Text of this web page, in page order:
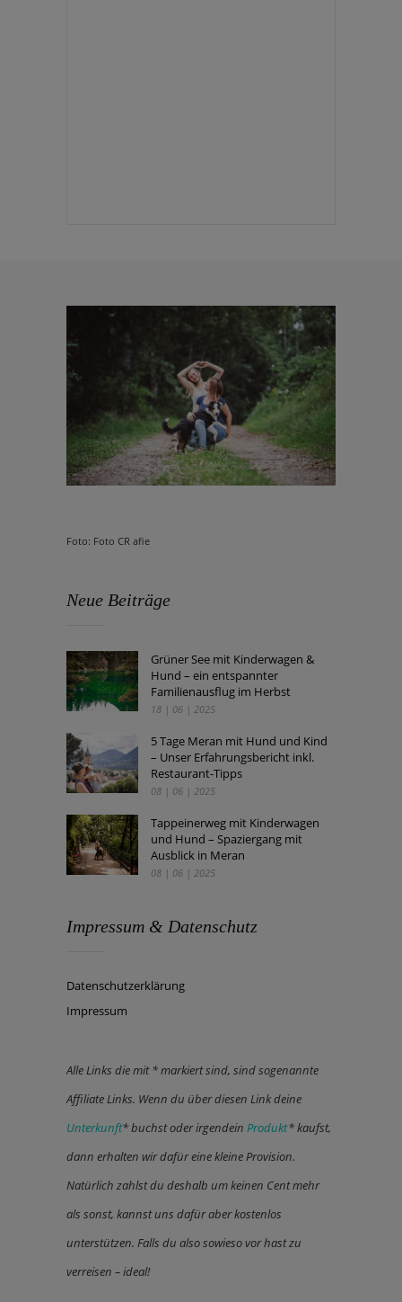
Foto: Foto CR afie
Neue Beiträge
Grüner See mit Kinderwagen &
Hund – ein entspannter
Familienausflug im Herbst
18 | 06 | 2025
5 Tage Meran mit Hund und Kind
– Unser Erfahrungsbericht inkl.
Restaurant-Tipps
08 | 06 | 2025
Tappeinerweg mit Kinderwagen
und Hund – Spaziergang mit
Ausblick in Meran
08 | 06 | 2025
Impressum & Datenschutz
Datenschutzerklärung
Impressum
Alle Links die mit * markiert sind, sind sogenannte
Affiliate Links. Wenn du über diesen Link deine
Unterkunft* buchst oder irgendein Produkt* kaufst,
dann erhalten wir dafür eine kleine Provision.
Natürlich zahlst du deshalb um keinen Cent mehr
als sonst, kannst uns dafür aber kostenlos
unterstützen. Falls du also sowieso vor hast zu
verreisen – ideal!